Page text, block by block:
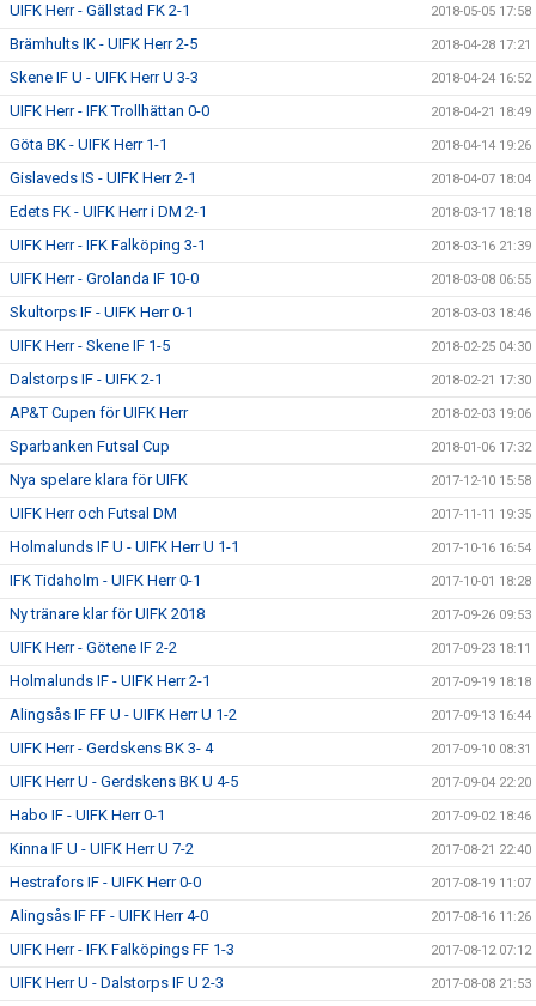
UIFK Herr - Gällstad FK 2-1 2018-05-05 17:58
Brämhults IK - UIFK Herr 2-5 2018-04-28 17:21
Skene IF U - UIFK Herr U 3-3 2018-04-24 16:52
UIFK Herr - IFK Trollhättan 0-0 2018-04-21 18:49
Göta BK - UIFK Herr 1-1 2018-04-14 19:26
Gislaveds IS - UIFK Herr 2-1 2018-04-07 18:04
Edets FK - UIFK Herr i DM 2-1 2018-03-17 18:18
UIFK Herr - IFK Falköping 3-1 2018-03-16 21:39
UIFK Herr - Grolanda IF 10-0 2018-03-08 06:55
Skultorps IF - UIFK Herr 0-1 2018-03-03 18:46
UIFK Herr - Skene IF 1-5 2018-02-25 04:30
Dalstorps IF - UIFK 2-1 2018-02-21 17:30
AP&T Cupen för UIFK Herr 2018-02-03 19:06
Sparbanken Futsal Cup 2018-01-06 17:32
Nya spelare klara för UIFK 2017-12-10 15:58
UIFK Herr och Futsal DM 2017-11-11 19:35
Holmalunds IF U - UIFK Herr U 1-1 2017-10-16 16:54
IFK Tidaholm - UIFK Herr 0-1 2017-10-01 18:28
Ny tränare klar för UIFK 2018 2017-09-26 09:53
UIFK Herr - Götene IF 2-2 2017-09-23 18:11
Holmalunds IF - UIFK Herr 2-1 2017-09-19 18:18
Alingsås IF FF U - UIFK Herr U 1-2 2017-09-13 16:44
UIFK Herr - Gerdskens BK 3- 4 2017-09-10 08:31
UIFK Herr U - Gerdskens BK U 4-5 2017-09-04 22:20
Habo IF - UIFK Herr 0-1 2017-09-02 18:46
Kinna IF U - UIFK Herr U 7-2 2017-08-21 22:40
Hestrafors IF - UIFK Herr 0-0 2017-08-19 11:07
Alingsås IF FF - UIFK Herr 4-0 2017-08-16 11:26
UIFK Herr - IFK Falköpings FF 1-3 2017-08-12 07:12
UIFK Herr U - Dalstorps IF U 2-3 2017-08-08 21:53